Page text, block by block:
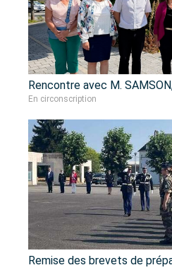
Rencontre avec M.
En circonscription
Remise des brevets de